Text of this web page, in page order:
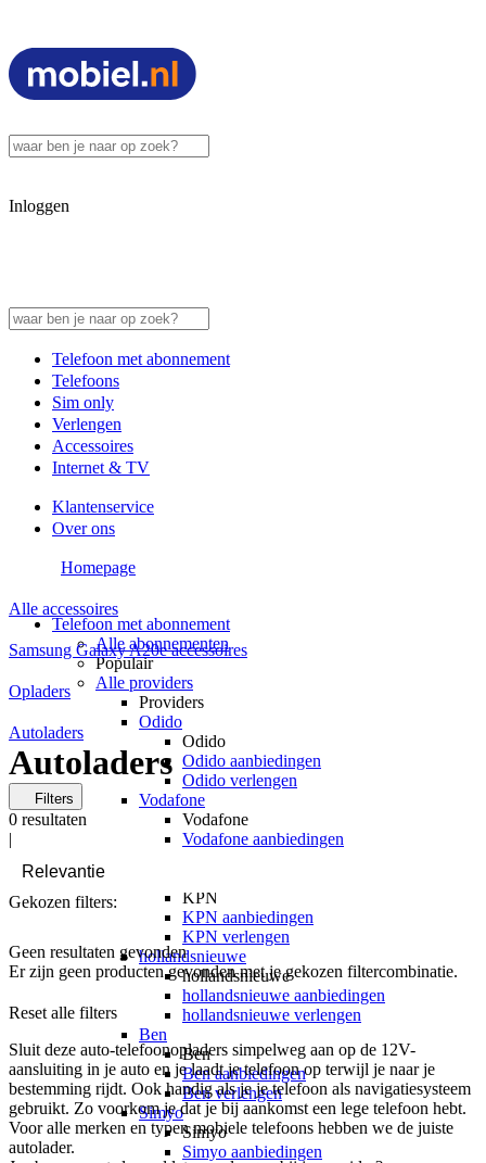
Inloggen
Telefoon met abonnement
Telefoons
Sim only
Verlengen
Accessoires
Internet & TV
Klantenservice
Over ons
Telefoon met abonnement
Alle abonnementen
Populair
Alle providers
Providers
Odido
Odido
Odido aanbiedingen
Odido verlengen
Vodafone
Vodafone
Vodafone aanbiedingen
KPN
KPN aanbiedingen
KPN verlengen
hollandsnieuwe
hollandsnieuwe
hollandsnieuwe aanbiedingen
hollandsnieuwe verlengen
Ben
Ben
Ben aanbiedingen
Ben verlengen
Simyo
Simyo
Simyo aanbiedingen
Homepage
Alle accessoires
Samsung Galaxy A20e accessoires
Opladers
Autoladers
Autoladers
Filters
0 resultaten
|
Gekozen filters:
Geen resultaten gevonden
Er zijn geen producten gevonden met je gekozen filtercombinatie.
Reset alle filters
Sluit deze auto-telefoonopladers simpelweg aan op de 12V-
aansluiting in je auto en je laadt je telefoon op terwijl je naar je
bestemming rijdt. Ook handig als je je telefoon als navigatiesysteem
gebruikt. Zo voorkom je dat je bij aankomst een lege telefoon hebt.
Voor alle merken en typen mobiele telefoons hebben we de juiste
autolader.